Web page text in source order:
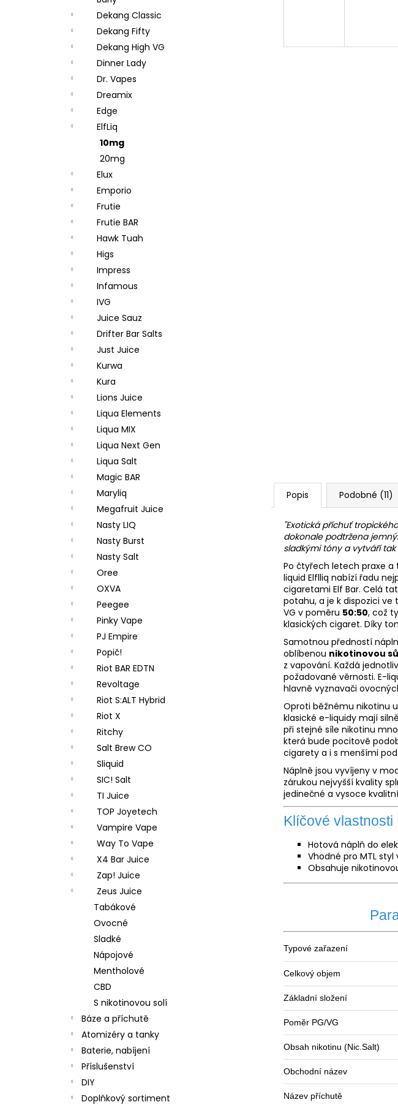
Dekang Classic
Dekang Fifty
Dekang High VG
Dinner Lady
Dr. Vapes
Dreamix
Edge
ElfLiq
10mg
20mg
Elux
Emporio
Frutie
Frutie BAR
Hawk Tuah
Higs
Impress
Infamous
IVG
Juice Sauz
Drifter Bar Salts
Just Juice
Kurwa
Kura
Lions Juice
Liqua Elements
Liqua MIX
Liqua Next Gen
Liqua Salt
Magic BAR
Maryliq
Megafruit Juice
Nasty LIQ
Nasty Burst
Nasty Salt
Oree
OXVA
Peegee
Pinky Vape
PJ Empire
Popič!
Riot BAR EDTN
Revoltage
Riot S:ALT Hybrid
Riot X
Ritchy
Salt Brew CO
Sliquid
SIC! Salt
TI Juice
TOP Joyetech
Vampire Vape
Way To Vape
X4 Bar Juice
Zap! Juice
Zeus Juice
Tabákové
Ovocné
Sladké
Nápojové
Mentholové
CBD
S nikotinovou solí
Báze a příchutě
Atomizéry a tanky
Baterie, nabíjení
Příslušenství
DIY
Doplňkový sortiment
Popis Podobné (11)
"Exotická příchuť
dokonale podtržena
sladkými tóny a vytváří
Po čtyřech letech praxe a
liquid Elflliq nabízí řadu
cigaretami Elf Bar. Celá
potahu, a je k dispozici
VG v poměru 50:50, což
klasických cigaret. Díky
Samotnou předností
oblíbenou nikotinovou
z vapování. Každá
požadované věrnosti. E-
hlavně vyznavači
Oproti běžnému nikotinu
klasické e-liquidy mají
při stejné síle nikotinu
která bude pocitově
cigarety a i s menšími
Náplně jsou vyvíjeny v
zárukou nejvyšší kvality
jedinečné a vysoce
Klíčové vlastnosti
Hotová náplň do
Vhodné pro MTL
Obsahuje
Typové zařazení
Celkový objem
Základní složení
Poměr PG/VG
Obsah nikotinu (Nic.Salt)
Obchodní název
Název příchutě
DEKANG DESERT SHIP 10ML 11MG
154 Kč
Původně:195 Kč